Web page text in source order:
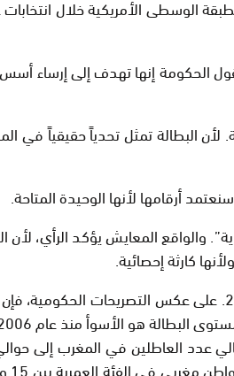
حول مشروع قانون المالية لعام 2024 وقضية البطالة.
البطالة تمثل تحدياً حقيقياً
أرقامها لأنها الوحيدة المتاحة.
المعايش يؤكد الرأي،
كارثة إحصائية.
العام الذي بدأت فيه الإحصائيات الرسمية.